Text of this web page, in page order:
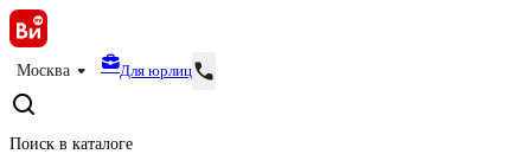
Москва Для юрлиц
Поиск в каталоге